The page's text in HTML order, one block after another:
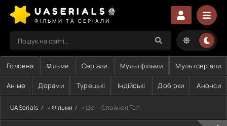
UASERIALS🍿
ФІЛЬМИ ТА СЕРІАЛИ
Головна Фільми Серіали Мультфільми Мультсеріали
Аніме Дорами Турецькі Індійські Добірки Анонси
UASerials » Фільми » Це — Спайнел Теп